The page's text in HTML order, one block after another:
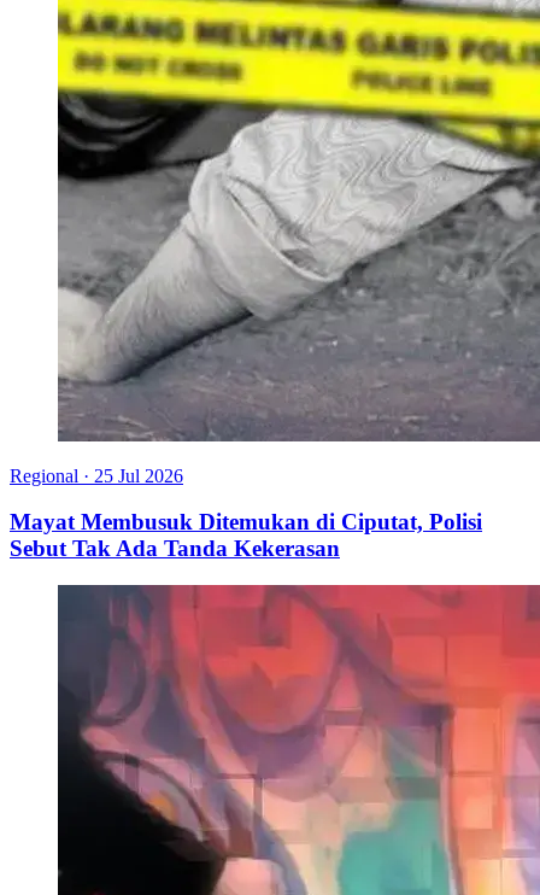
Regional · 25 Jul 2026
Mayat Membusuk Ditemukan di Ciputat, Polisi
Sebut Tak Ada Tanda Kekerasan